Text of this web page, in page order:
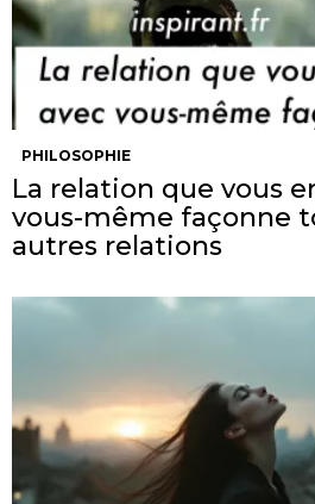
PHILOSOPHIE
La relation que vous
vous-même façonne
autres relations